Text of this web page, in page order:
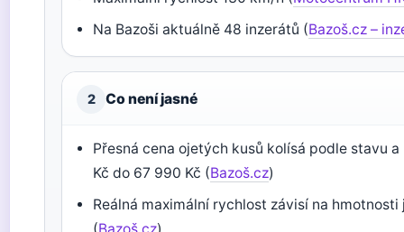
Na Bazoši aktuálně 48 inzerátů (Bazoš.cz –
2 Co není jasné
Přesná cena ojetých kusů kolísá podle stavu
Kč do 67 990 Kč (Bazoš.cz)
Reálná maximální rychlost závisí na